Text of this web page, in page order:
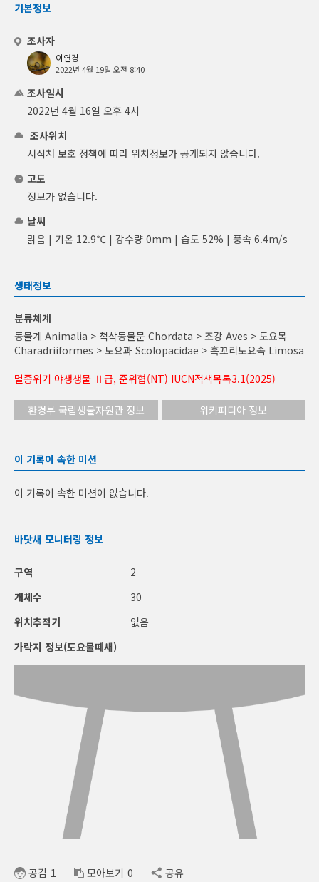
기본정보
조사자
이연경
2022년 4월 19일 오전 8:40
조사일시
2022년 4월 16일 오후 4시
조사위치
서식처 보호 정책에 따라 위치정보가 공개되지 않습니다.
고도
정보가 없습니다.
날씨
맑음 | 기온 12.9℃ | 강수량 0mm | 습도 52% | 풍속 6.4m/s
생태정보
분류체계
동물계 Animalia > 척삭동물문 Chordata > 조강 Aves > 도요목
Charadriiformes > 도요과 Scolopacidae > 흑꼬리도요속 Limosa
멸종위기 야생생물 Ⅱ급, 준위협(NT) IUCN적색목록3.1(2025)
환경부 국립생물자원관 정보 위키피디아 정보
이 기록이 속한 미션
이 기록이 속한 미션이 없습니다.
바닷새 모니터링 정보
구역
2
개체수
30
위치추적기
없음
가락지 정보(도요물떼새)
공감 1 모아보기 0 공유